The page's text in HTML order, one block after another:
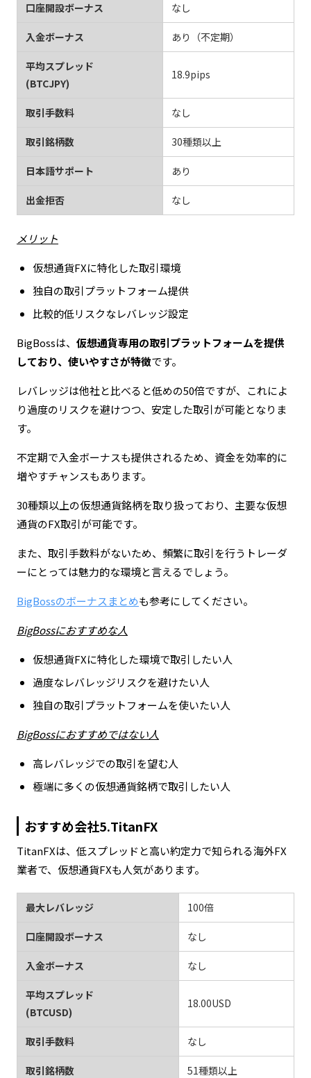
口座開設ボーナス なし
入金ボーナス あり（不定期）
平均スプレッド
(BTCJPY)
18.9pips
取引手数料 なし
取引銘柄数 30種類以上
日本語サポート あり
出金拒否 なし
メリット
仮想通貨FXに特化した取引環境
独自の取引プラットフォーム提供
比較的低リスクなレバレッジ設定
BigBossは、 仮想通貨専用の取引プラットフォームを提供
しており、使いやすさが特徴です。
レバレッジは他社と比べると低めの50倍ですが、これによ
り過度のリスクを避けつつ、安定した取引が可能となりま
す。
不定期で入金ボーナスも提供されるため、資金を効率的に
増やすチャンスもあります。
30種類以上の仮想通貨銘柄を取り扱っており、主要な仮想
通貨のFX取引が可能です。
また、取引手数料がないため、頻繁に取引を行うトレーダ
ーにとっては魅力的な環境と言えるでしょう。
BigBossのボーナスまとめも参考にしてください。
BigBossにおすすめな人
仮想通貨FXに特化した環境で取引したい人
過度なレバレッジリスクを避けたい人
独自の取引プラットフォームを使いたい人
BigBossにおすすめではない人
高レバレッジでの取引を望む人
極端に多くの仮想通貨銘柄で取引したい人
おすすめ会社5.TitanFX
TitanFXは、低スプレッドと高い約定力で知られる海外FX
業者で、仮想通貨FXも人気があります。
最大レバレッジ 100倍
口座開設ボーナス なし
入金ボーナス なし
平均スプレッド
(BTCUSD)
18.00USD
取引手数料 なし
取引銘柄数 51種類以上